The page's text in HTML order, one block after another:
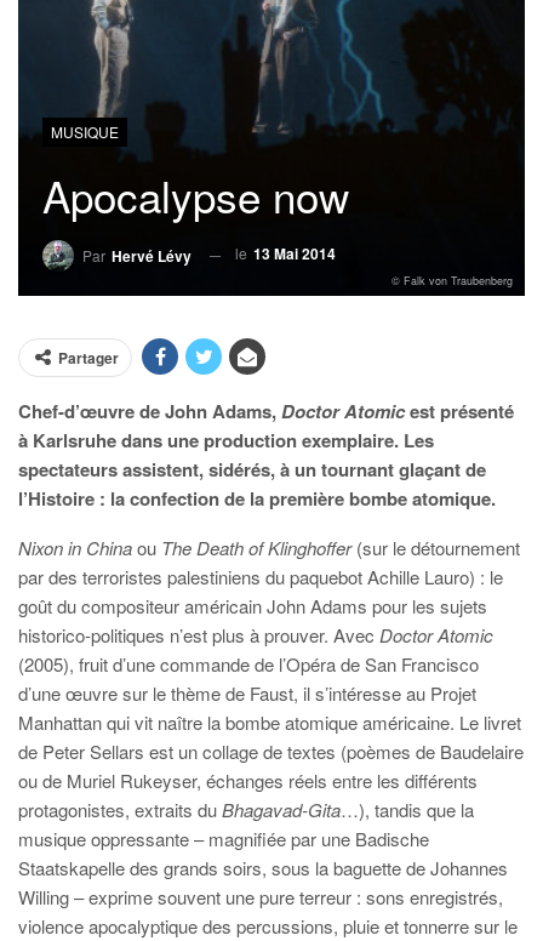
MUSIQUE
Apocalypse now
Par Hervé Lévy le 13 Mai 2014
© Falk von Traubenberg
Partager
Chef-d’œuvre de John Adams,Doctor Atomicest présenté
à Karlsruhe dans une production exemplaire. Les
spectateurs assistent, sidérés, à un tournant glaçant de
l’Histoire : la confection de la première bombe atomique.
Nixon in Chinaou The Death of Klinghoffer(sur le détournement
par des terroristes palestiniens du paquebot Achille Lauro) : le
goût du compositeur américain John Adams pour les sujets
historico-politiques n’est plus à prouver. Avec Doctor Atomic
(2005), fruit d’une commande de l’Opéra de San Francisco
d’une œuvre sur le thème de Faust, il s’intéresse au Projet
Manhattan qui vit naître la bombe atomique américaine. Le livret
de Peter Sellars est un collage de textes (poèmes de Baudelaire
ou de Muriel Rukeyser, échanges réels entre les différents
protagonistes, extraits duBhagavad-Gita…), tandis que la
musique oppressante – magnifiée par une Badische
Staatskapelle des grands soirs, sous la baguette de Johannes
Willing – exprime souvent une pure terreur : sons enregistrés,
violence apocalyptique des percussions, pluie et tonnerre sur le